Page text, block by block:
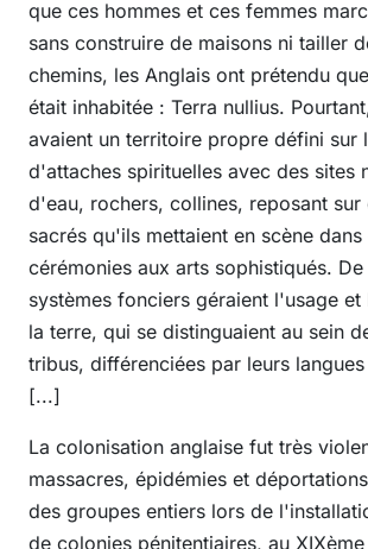
que ces hommes et ces femmes
sans construire de maisons ni tailler
chemins, les Anglais ont prétendu
était inhabitée : Terra nullius.
avaient un territoire propre défini sur
d'attaches spirituelles avec des sites
d'eau, rochers, collines, reposant sur
sacrés qu'ils mettaient en scène dans
cérémonies aux arts sophistiqués.
systèmes fonciers géraient l'usage
la terre, qui se distinguaient au sein
tribus, différenciées par leurs
[...]
La colonisation anglaise fut très
massacres, épidémies et
des groupes entiers lors de
de colonies pénitentiaires, au